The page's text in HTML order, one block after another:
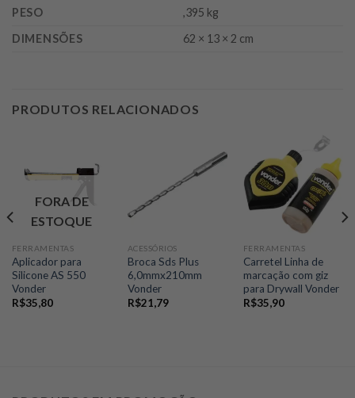
PESO
,395 kg
DIMENSÕES
62 × 13 × 2 cm
PRODUTOS RELACIONADOS
FORA DE
ESTOQUE
FERRAMENTAS
Aplicador para
Silicone AS 550
Vonder
R$35,80
ACESSÓRIOS
Broca Sds Plus
6,0mmx210mm
Vonder
R$21,79
FERRAMENTAS
Carretel Linha de
marcação com giz
para Drywall Vonder
R$35,90